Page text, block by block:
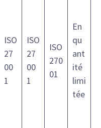
ISO
27
00
1
ISO
27
00
1
ISO
270
01
En
qu
ant
ité
limi
tée